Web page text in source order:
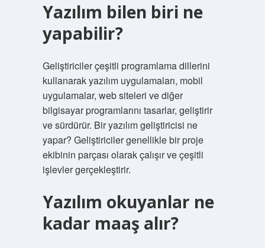
Yazılım bilen biri ne
yapabilir?
Geliştiriciler çeşitli programlama dillerini
kullanarak yazılım uygulamaları, mobil
uygulamalar, web siteleri ve diğer
bilgisayar programlarını tasarlar, geliştirir
ve sürdürür. Bir yazılım geliştiricisi ne
yapar? Geliştiriciler genellikle bir proje
ekibinin parçası olarak çalışır ve çeşitli
işlevler gerçekleştirir.
Yazılım okuyanlar ne
kadar maaş alır?